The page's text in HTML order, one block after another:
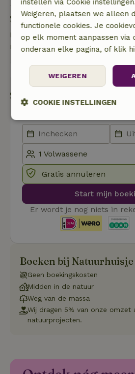
Stel een vraag
Neem contact op met de
natuurhuisje
Stuur een bericht
Start mijn boeking
Gratis annuleren
Start mijn
Er wordt je nog niets in
Boeken bij Natuurhuisje
Geen boekingskosten
Midden in de natuur
Weg van de massa
Wij dragen 5% van onze omzet
natuurprojecten.
instellen via Cookie
Weigeren, plaatsen we alleen
functionele cookies. Je
op elk moment aanpassen via
onderaan elke pagina, of klik
WEIGEREN
COOKIE INSTELLINGEN
Strikt
noodzakelijk
Prestatie
Functioneel
Strikt noodzakelijke cookies maken de
van de website mogelijk, zoals
accountbeheer. De website kan niet
zonder de strikt noodzakelijke cookies.
Naam
Aanbieder/